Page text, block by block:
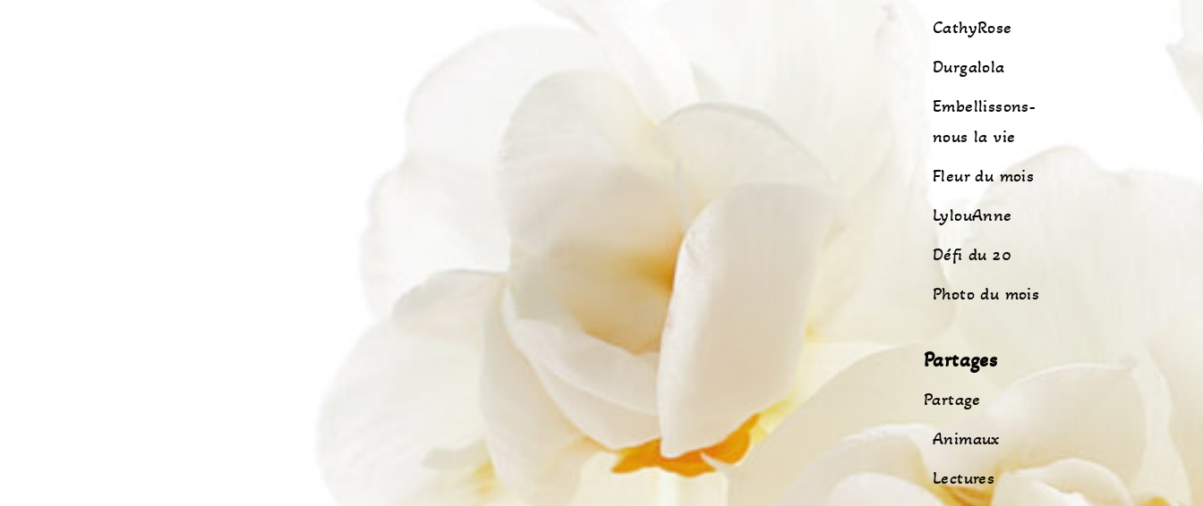
CathyRose
Durgalola
Embellissons-
nous la vie
Fleur du mois
LylouAnne
Défi du 20
Photo du mois
Partages
Partage
Animaux
Lectures